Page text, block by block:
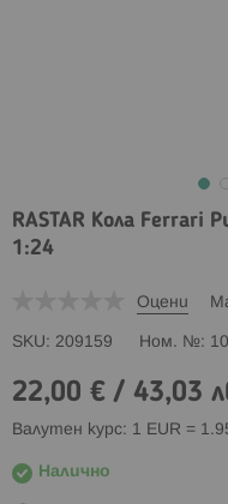
RASTAR Кола Ferrari
1:24
Оцени
SKU 209159 Ном. №
22,00 € / 43,03
Валутен курс: 1 EUR =
Налично